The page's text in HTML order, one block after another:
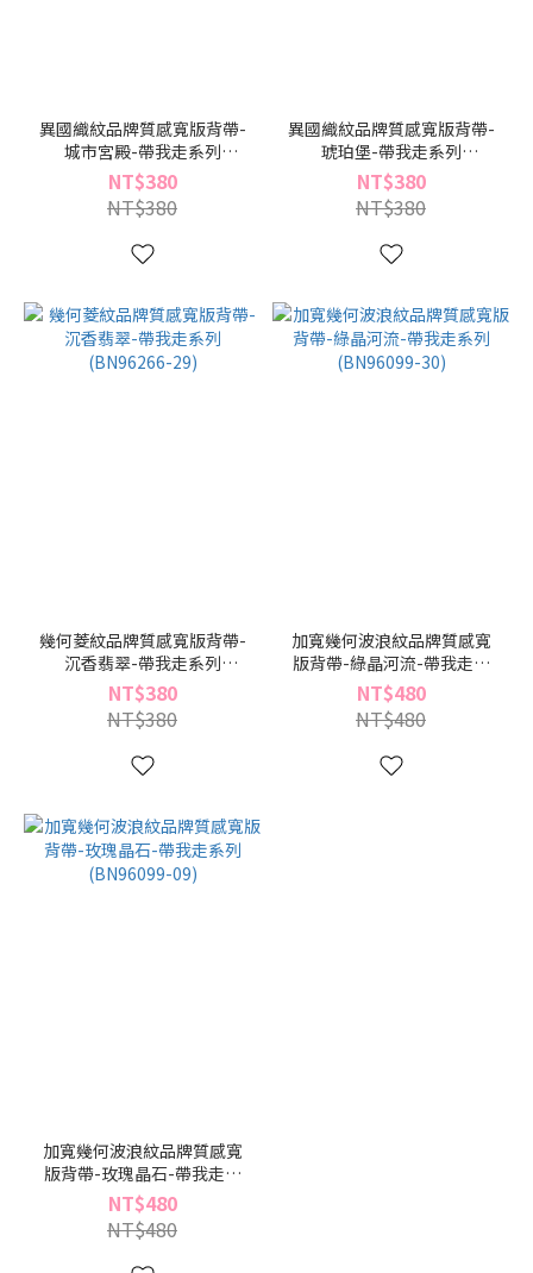
異國織紋品牌質感寬版背帶-
城市宮殿-帶我走系列
(BN96267-91)
NT$380
NT$380
異國織紋品牌質感寬版背帶-
琥珀堡-帶我走系列
(BN96267-69)
NT$380
NT$380
幾何菱紋品牌質感寬版背帶-
沉香翡翠-帶我走系列
(BN96266-29)
NT$380
NT$380
加寬幾何波浪紋品牌質感寬
版背帶-綠晶河流-帶我走系
列(BN96099-30)
NT$480
NT$480
加寬幾何波浪紋品牌質感寬
版背帶-玫瑰晶石-帶我走系
列(BN96099-09)
NT$480
NT$480